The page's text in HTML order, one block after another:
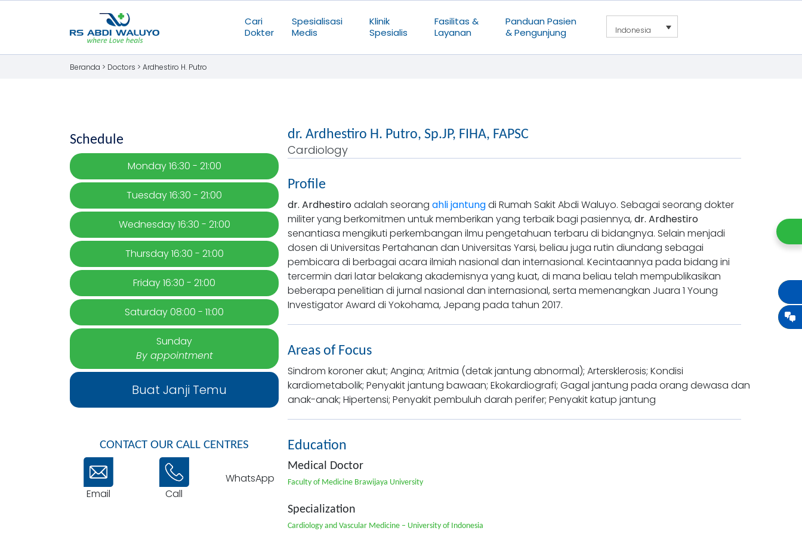
Cari
Dokter
Spesialisasi
Medis
Klinik
Spesialis
Fasilitas &
Layanan
Panduan Pasien
& Pengunjung
Indonesia
Beranda > Doctors > Ardhestiro H. Putro
Schedule
Monday 16:30 - 21:00
Tuesday 16:30 - 21:00
Wednesday 16:30 - 21:00
Friday 16:30 - 21:00
Saturday 08:00 - 11:00
dr. Ardhestiro H. Putro, Sp.JP, FIHA, FAPSC
Cardiology
Profile
dr. Ardhestiroadalah seorang ahli jantungdi Rumah Sakit Abdi Waluyo. Sebagai seorang dokter
militer yang berkomitmen untuk memberikan yang terbaik bagi pasiennya, dr. Ardhestiro
senantiasa mengikuti perkembangan ilmu pengetahuan terbaru di bidangnya. Selain menjadi
dosen di Universitas Pertahanan dan Universitas Yarsi, beliau juga rutin diundang sebagai
pembicara di berbagai acara ilmiah nasional dan internasional. Kecintaannya pada bidang ini
tercermin dari latar belakang akademisnya yang kuat, di mana beliau telah mempublikasikan
beberapa penelitian di jurnal nasional dan internasional, serta memenangkan Juara 1 Young
Investigator Award di Yokohama, Jepang pada tahun 2017.
Areas of Focus
Sindrom koroner akut; Angina; Aritmia (detak jantung abnormal); Artersklerosis; Kondisi
kardiometabolik; Penyakit jantung bawaan; Ekokardiografi; Gagal jantung pada orang dewasa dan
anak-anak; Hipertensi; Penyakit pembuluh darah perifer; Penyakit katup jantung
Education
Medical Doctor
Faculty of Medicine Brawijaya University
Specialization
Cardiology and Vascular Medicine – University of Indonesia